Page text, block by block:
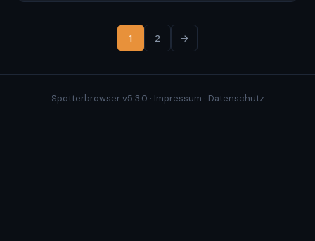
1 2 →
Spotterbrowser v5.3.0 · Impressum · Datenschutz